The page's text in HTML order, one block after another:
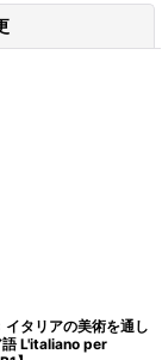
イタリアの美術を通し
語 L'italiano per